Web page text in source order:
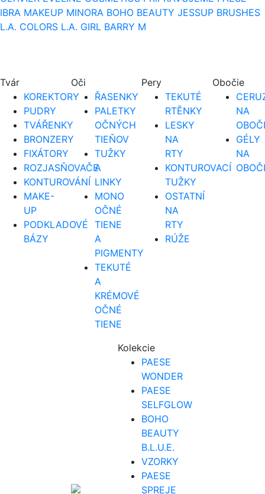
IBRA MAKEUP MINORA BOHO BEAUTY JESSUP BRUSHES
L.A. COLORS L.A. GIRL BARRY M
Tvár
KOREKTORY
PUDRY
TVÁŘENKY
BRONZERY
FIXÁTORY
ROZJASŇOVAČE
KONTUROVÁNÍ
MAKE-
UP
PODKLADOVÉ
BÁZY
Oči
ŘASENKY
PALETKY
OČNÝCH
TIEŇOV
TUŽKY
A
LINKY
MONO
OČNÉ
TIENE
A
PIGMENTY
TEKUTÉ
A
KRÉMOVÉ
OČNÉ
TIENE
Pery
TEKUTÉ
RTĚNKY
LESKY
NA
RTY
KONTUROVACÍ
TUŽKY
OSTATNÍ
NA
RTY
RÚŽE
Obočie
NA
GÉLY
NA
Kolekcie
PAESE
WONDER
PAESE
SELFGLOW
BOHO
BEAUTY
B.L.U.E.
VZORKY
PAESE
SPREJE